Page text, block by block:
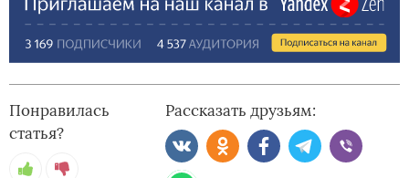
Понравилась
статья?
Рассказать друзьям: